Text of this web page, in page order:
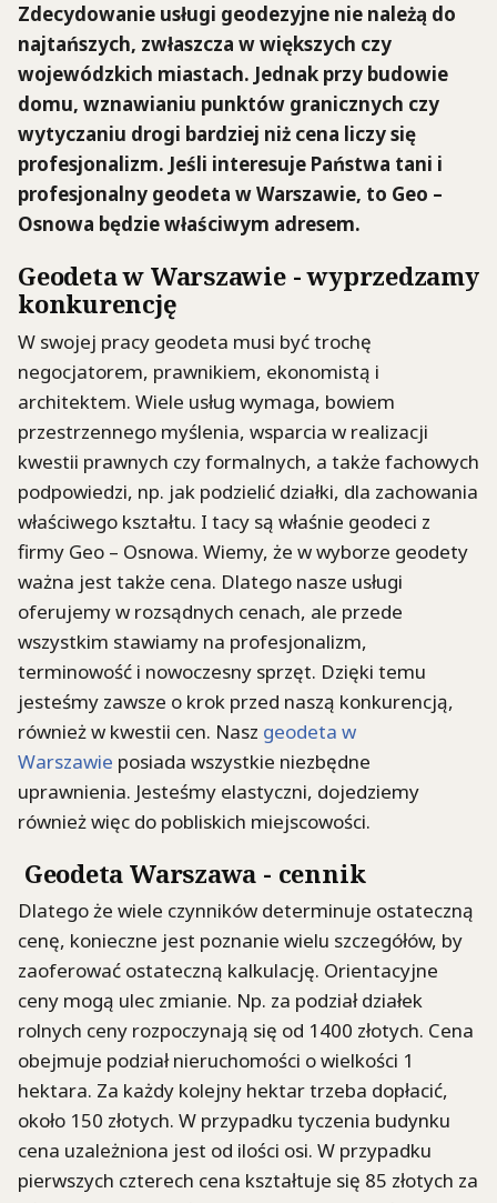
Zdecydowanie usługi geodezyjne nie należą do
najtańszych, zwłaszcza w większych czy
wojewódzkich miastach. Jednak przy budowie
domu, wznawianiu punktów granicznych czy
wytyczaniu drogi bardziej niż cena liczy się
profesjonalizm. Jeśli interesuje Państwa tani i
profesjonalny geodeta w Warszawie, to Geo –
Osnowa będzie właściwym adresem.
Geodeta w Warszawie - wyprzedzamy
konkurencję
W swojej pracy geodeta musi być trochę
negocjatorem, prawnikiem, ekonomistą i
architektem. Wiele usług wymaga, bowiem
przestrzennego myślenia, wsparcia w realizacji
kwestii prawnych czy formalnych, a także fachowych
podpowiedzi, np. jak podzielić działki, dla zachowania
właściwego kształtu. I tacy są właśnie geodeci z
firmy Geo – Osnowa. Wiemy, że w wyborze geodety
ważna jest także cena. Dlatego nasze usługi
oferujemy w rozsądnych cenach, ale przede
wszystkim stawiamy na profesjonalizm,
terminowość i nowoczesny sprzęt. Dzięki temu
jesteśmy zawsze o krok przed naszą konkurencją,
również w kwestii cen. Nasz geodeta w
Warszawie posiada wszystkie niezbędne
uprawnienia. Jesteśmy elastyczni, dojedziemy
również więc do pobliskich miejscowości.
Geodeta Warszawa - cennik
Dlatego że wiele czynników determinuje ostateczną
cenę, konieczne jest poznanie wielu szczegółów, by
zaoferować ostateczną kalkulację. Orientacyjne
ceny mogą ulec zmianie. Np. za podział działek
rolnych ceny rozpoczynają się od 1400 złotych. Cena
obejmuje podział nieruchomości o wielkości 1
hektara. Za każdy kolejny hektar trzeba dopłacić,
około 150 złotych. W przypadku tyczenia budynku
cena uzależniona jest od ilości osi. W przypadku
pierwszych czterech cena kształtuje się 85 złotych za